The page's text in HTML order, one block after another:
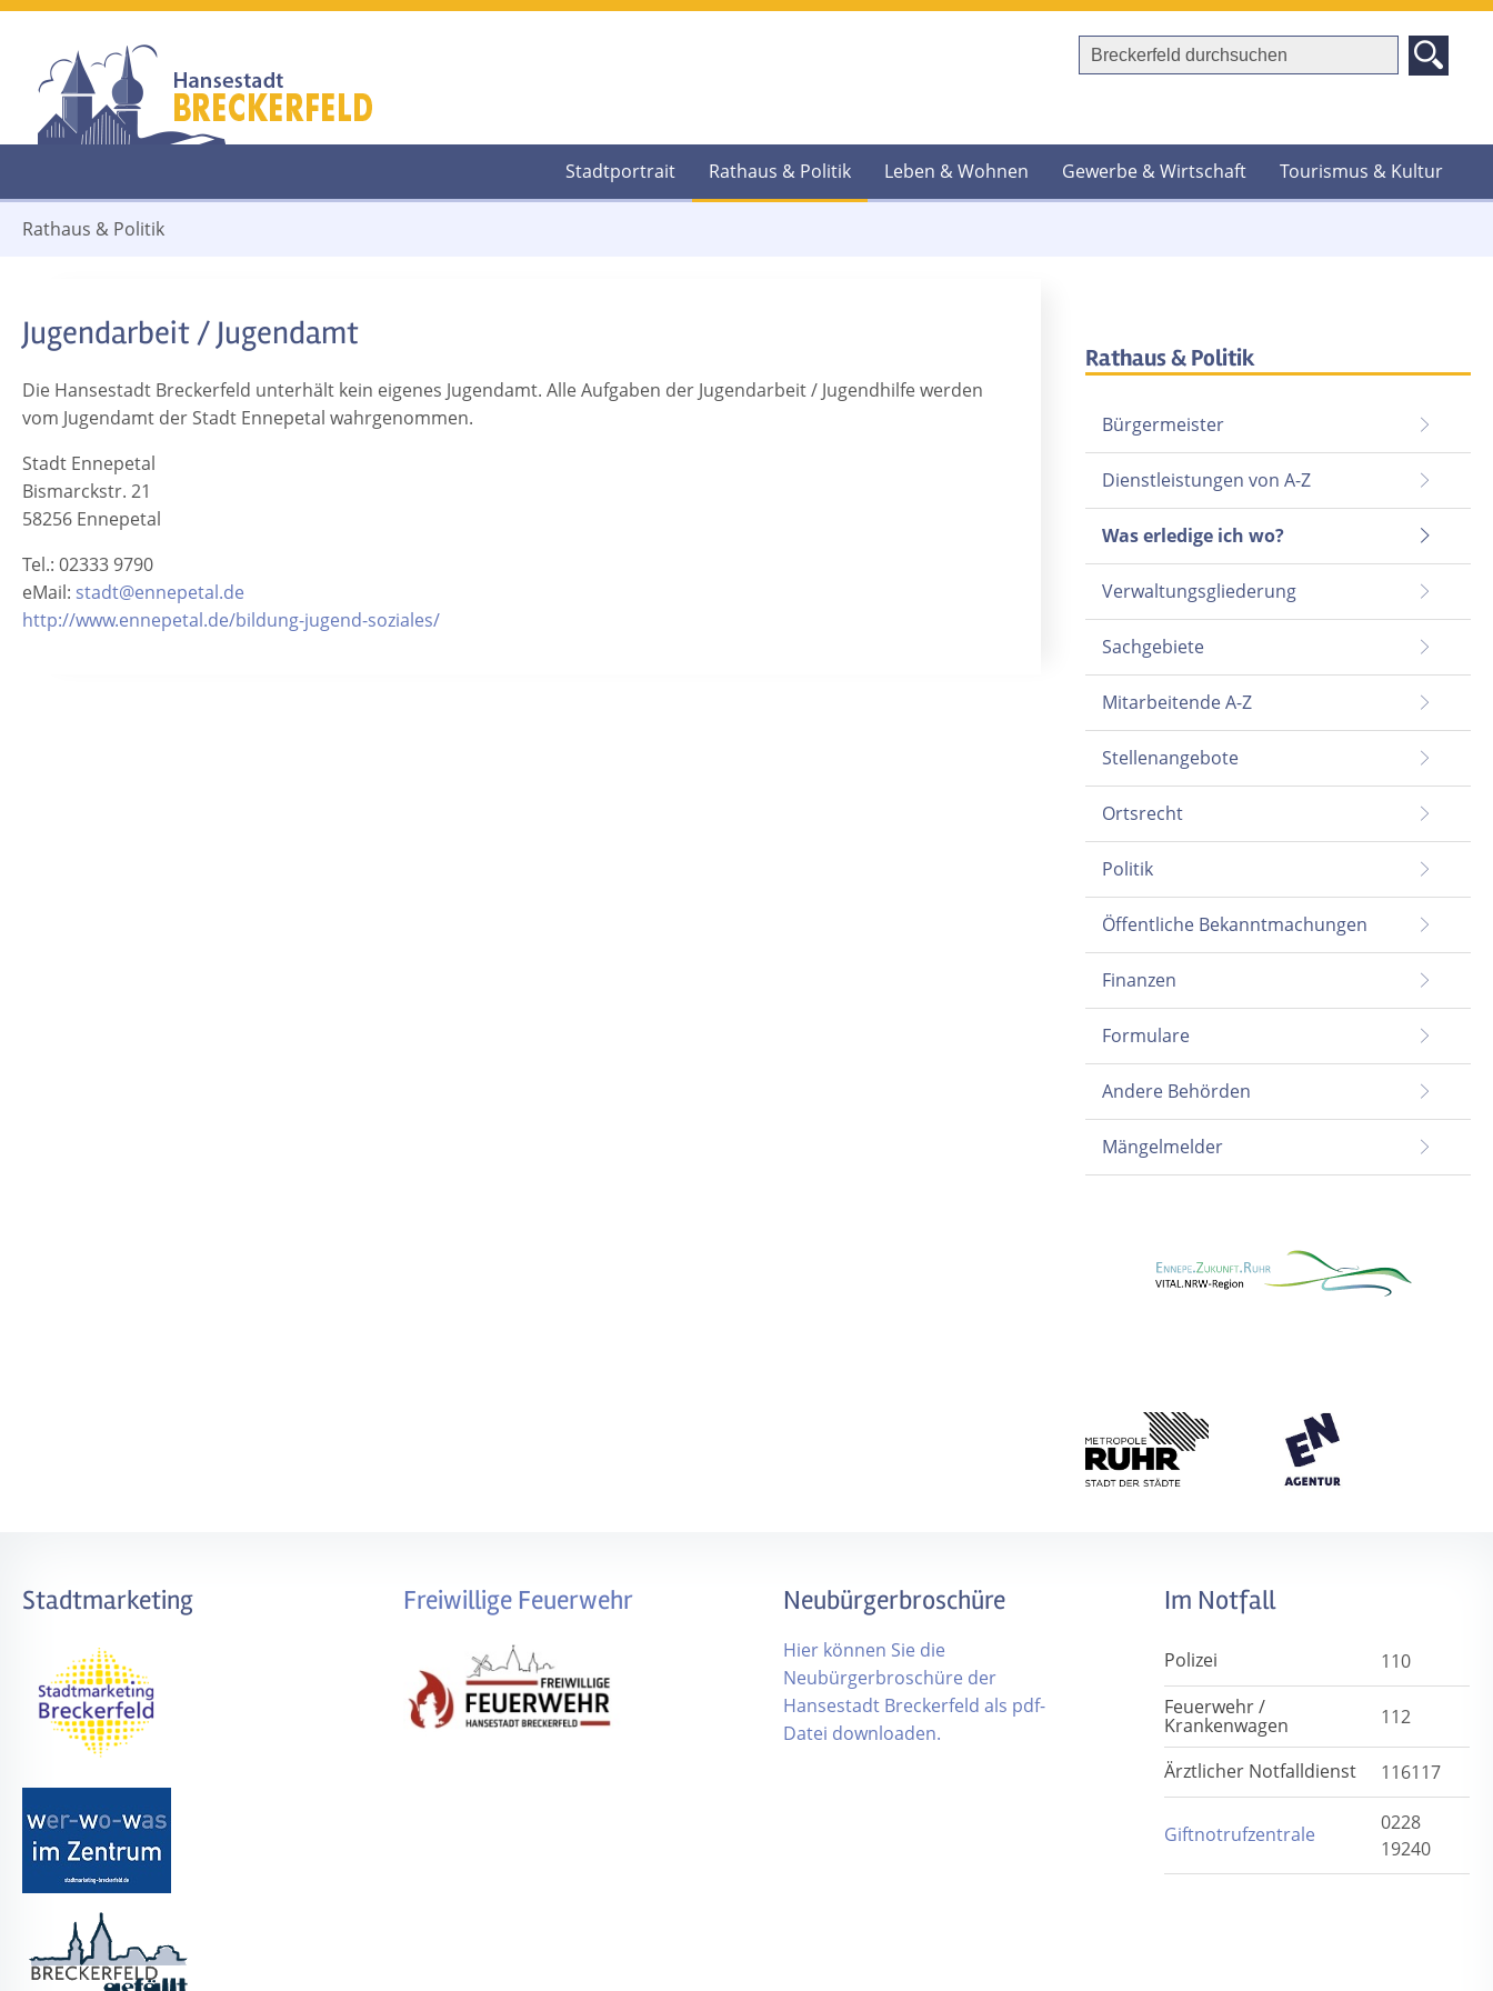
Stadtportrait Rathaus & Politik Leben & Wohnen Gewerbe & Wirtschaft Tourismus & Kultur
Rathaus & Politik
Jugendarbeit / Jugendamt
Die Hansestadt Breckerfeld unterhält kein eigenes Jugendamt. Alle Aufgaben der Jugendarbeit / Jugendhilfe werden
vom Jugendamt der Stadt Ennepetal wahrgenommen.
Stadt Ennepetal
Bismarckstr. 21
58256 Ennepetal
Tel.: 02333 9790
eMail: stadt@ennepetal.de
http://www.ennepetal.de/bildung-jugend-soziales/
Rathaus & Politik
Bürgermeister
Dienstleistungen von A-Z
Was erledige ich wo?
Verwaltungsgliederung
Sachgebiete
Mitarbeitende A-Z
Stellenangebote
Ortsrecht
Politik
Öffentliche Bekanntmachungen
Finanzen
Formulare
Andere Behörden
Mängelmelder
Stadtmarketing Freiwillige Feuerwehr Neubürgerbroschüre
Hier können Sie die
Neubürgerbroschüre der
Hansestadt Breckerfeld als pdf-
Datei downloaden.
Im Notfall
Polizei
110
Feuerwehr /
Krankenwagen 112
Ärztlicher Notfalldienst 116117
Giftnotrufzentrale
0228
19240